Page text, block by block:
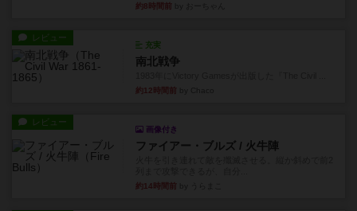
約8時間前
レビュー
充実
南北戦争
約12時間前
レビュー
画像付き
ファイアー・ブルズ / 火牛陣
約14時間前